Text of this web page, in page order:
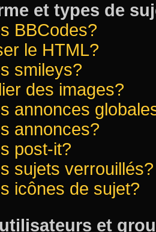
et types de
BBCodes?
le HTML?
smileys?
des images?
annonces
annonces?
post-it?
sujets verrouillés?
icônes de sujet?
et